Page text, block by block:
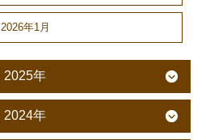
2026年1月
2025年
2024年